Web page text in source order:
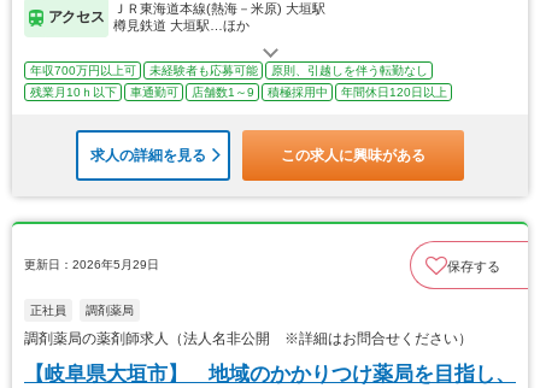
アクセス
ＪＲ東海道本線(熱海－米原) 大垣駅
樽見鉄道 大垣駅…ほか
年収700万円以上可 未経験者も応募可能
原則、引越しを伴う転勤なし
残業月10ｈ以下
車通勤可 店舗数1～9 積極採用中 年間休日120日以上
求人の詳細を見る この求人に興味がある
更新日：2026年5月29日 保存する
正社員 調剤薬局
調剤薬局の薬剤師求人（法人名非公開 ※詳細はお問合せください）
【岐阜県大垣市】 地域のかかりつけ薬局を目指し、